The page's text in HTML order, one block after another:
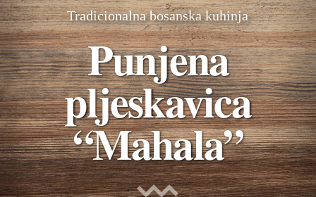
Tradicionalna bosanska kuhinja
Punjena
pljeskavica
“Mahala”